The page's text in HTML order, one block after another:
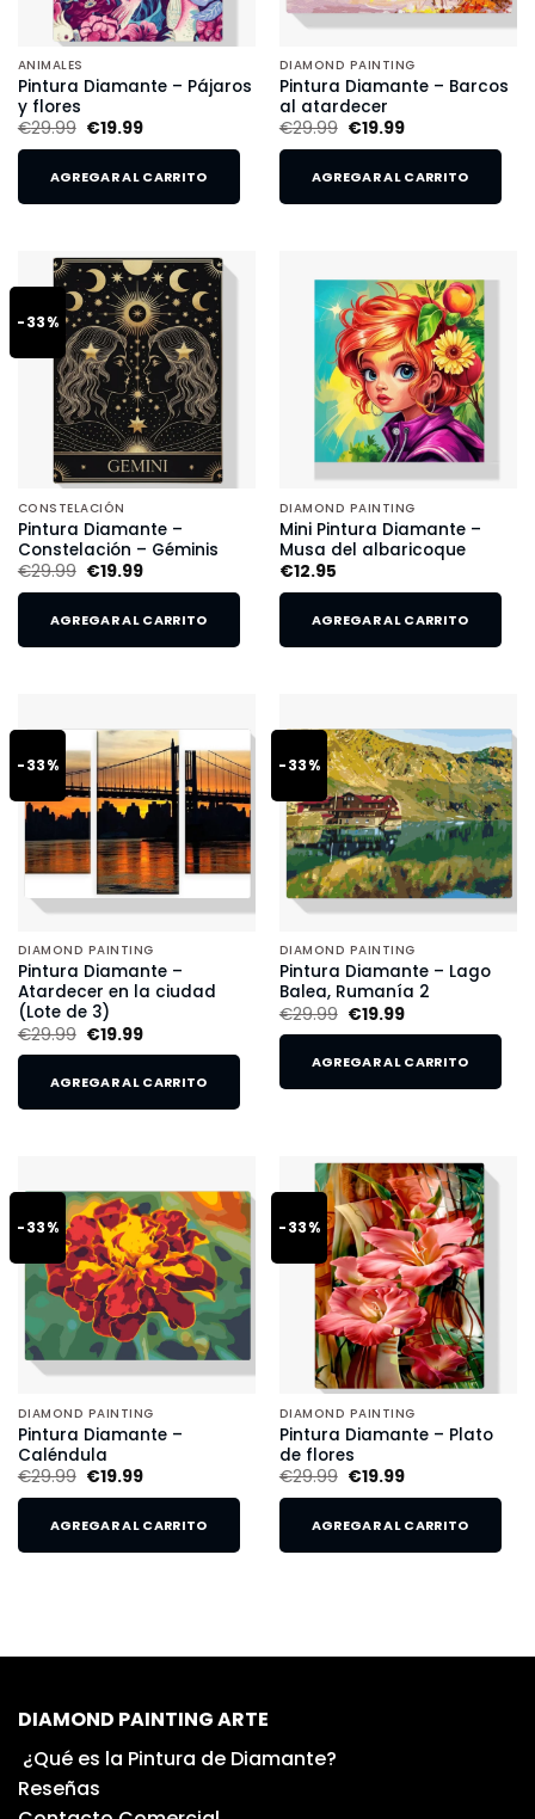
ANIMALES
Pintura Diamante – Pájaros
y flores
€29.99 €19.99
AGREGAR AL CARRITO
DIAMOND PAINTING
Pintura Diamante – Barcos
al atardecer
€29.99 €19.99
AGREGAR AL CARRITO
-33%
CONSTELACIÓN
Pintura Diamante –
Constelación – Géminis
€29.99 €19.99
AGREGAR AL CARRITO
DIAMOND PAINTING
Mini Pintura Diamante –
Musa del albaricoque
€12.95
AGREGAR AL CARRITO
-33%
DIAMOND PAINTING
Pintura Diamante –
Atardecer en la ciudad
(Lote de 3)
€29.99 €19.99
AGREGAR AL CARRITO
-33%
DIAMOND PAINTING
Pintura Diamante – Lago
Balea, Rumanía 2
€29.99 €19.99
AGREGAR AL CARRITO
-33%
DIAMOND PAINTING
Pintura Diamante –
Caléndula
€29.99 €19.99
AGREGAR AL CARRITO
-33%
DIAMOND PAINTING
Pintura Diamante – Plato
de flores
€29.99 €19.99
AGREGAR AL CARRITO
DIAMOND PAINTING ARTE
¿Qué es la Pintura de Diamante?
Reseñas